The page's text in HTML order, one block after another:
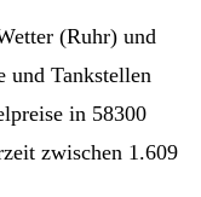
(Ruhr) und
und Tankstellen
in 58300
zwischen 1.609